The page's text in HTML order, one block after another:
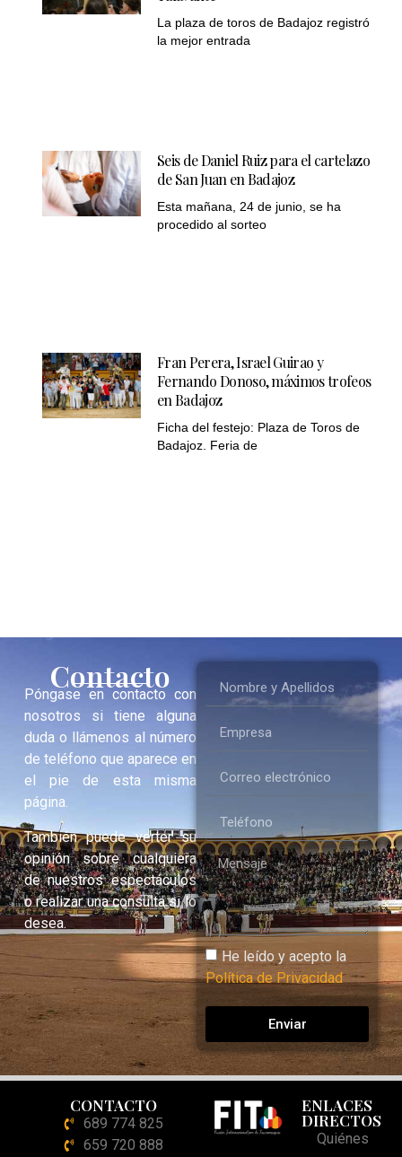
La plaza de toros de Badajoz registró
la mejor entrada
Seis de Daniel Ruiz para el cartelazo
de San Juan en Badajoz
Esta mañana, 24 de junio, se ha
procedido al sorteo
Fran Perera, Israel Guirao y
Fernando Donoso, máximos trofeos
en Badajoz
Ficha del festejo: Plaza de Toros de
Badajoz. Feria de
Contacto
Póngase en contacto con
nosotros si tiene alguna
duda o llámenos al número
de teléfono que aparece en
el pie de esta misma
página.
También puede verter su
opinión sobre cualquiera
de nuestros espectáculos
o realizar una consulta si lo
desea.
He leído y acepto la
Política de Privacidad
Enviar
CONTACTO
689 774 825
659 720 888
ENLACES
DIRECTOS
Quiénes